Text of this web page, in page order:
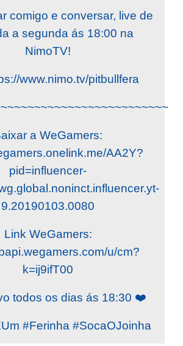
comigo e conversar, live de
a segunda ás 18:00 na
NimoTV!
www.nimo.tv/pitbullfera
a WeGamers:
AA2Y?
pid=influencer-
9.20190103.0080
Link WeGamers:
u/cm?
k=ij9ifT00
todos os dias ás 18:30 ❤️
#Ferinha #SocaOJoinha